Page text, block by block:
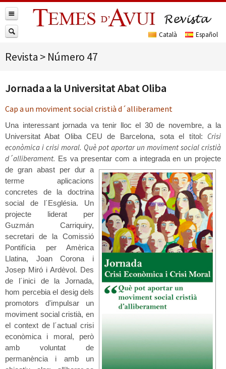
Revista > Número 47
Jornada a la Universitat Abat Oliba
Cap a un moviment social cristià d´alliberament
Una interessant jornada va tenir lloc el 30 de novembre, a la
Universitat Abat Oliba CEU de Barcelona, sota el títol: Crisi
econòmica i crisi moral. Què pot aportar un moviment social cristià
d´alliberament. Es va presentar com a integrada en un projecte
de gran abast per dur a
terme aplicacions
concretes de la doctrina
social de l´Església. Un
projecte liderat per
Guzmán Carriquiry,
secretari de la Comissió
Pontifícia per Amèrica
Llatina, Joan Corona i
Josep Miró i Ardèvol. Des
de l´inici de la Jornada,
hom percebia el desig dels
promotors d'impulsar un
moviment social cristià, en
el context de l´actual crisi
econòmica i moral, però
amb voluntat de
permanència i amb un